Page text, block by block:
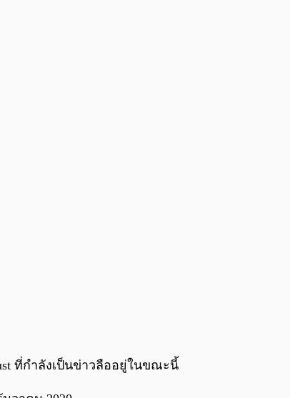
ที่กำลังเป็นข่าวลืออยู่ในขณะนี้